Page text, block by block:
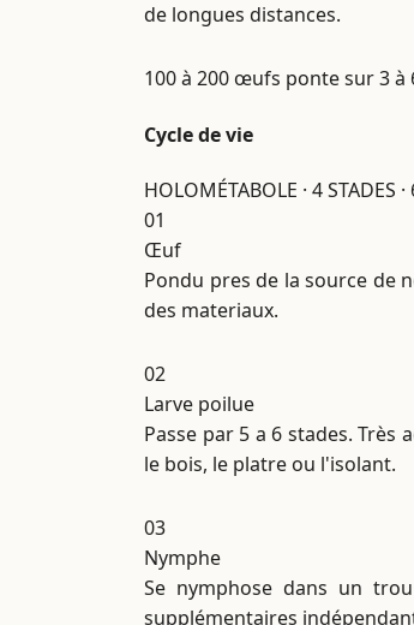
de longues distances.
100 à 200 œufs ponte sur 3 à
Cycle de vie
HOLOMÉTABOLE · 4 STADES
01
Œuf
Pondu pres de la source de
des materiaux.
02
Larve poilue
Passe par 5 a 6 stades.
le bois, le platre ou l'isolant.
03
Nymphe
Se nymphose dans un
supplémentaires